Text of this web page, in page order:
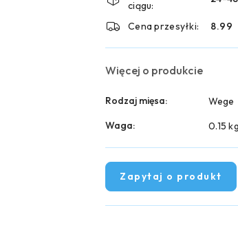
dostawa
ciągu:
Cena przesyłki: 8.99
Więcej o produkcie
Rodzaj mięsa:
Wege
Waga:
0.15 kg
Zapytaj o produkt